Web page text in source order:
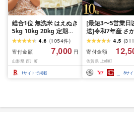
総合1位 無洗米 はえぬき
5kg 10kg 20kg 定期便
も選べる レビュー高評
価 山形県産 令和7年産
選べる内容量 発送時期
定期便 3ヶ月 6ヶ月 3回
6回 3か月 6か月 ランキ
4.6 (1054件)
寄付金額
7,000 円
山形県 西川町
1サイトで掲載
[最短3〜5営業日
送]令和7年産 さ
佐賀県産(精米
4.5 (311
寄付金額
佐賀県 上峰町
8サ